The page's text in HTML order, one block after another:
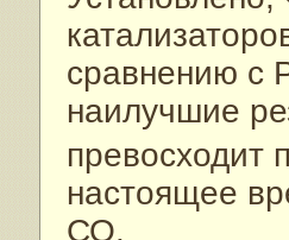
сравнению с
наилучшие
превосходит
настоящее
СО.